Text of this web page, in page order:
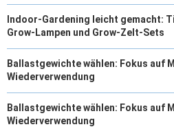
Indoor-Gardening leicht gemacht:
Grow-Lampen und Grow-Zelt-Sets
Ballastgewichte wählen: Fokus auf
Wiederverwendung
Ballastgewichte wählen: Fokus auf
Wiederverwendung